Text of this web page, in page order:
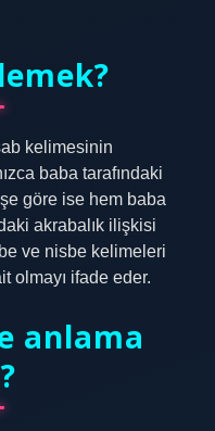
kelimesinin
baba tarafındaki
göre ise hem baba
akrabalık ilişkisi
ve nisbe kelimeleri
olmayı ifade eder.
anlama